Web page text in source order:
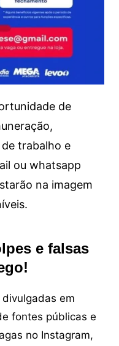
de
trabalho e
ou whatsapp
na imagem
e falsas
em
fontes públicas e
no Instagram,